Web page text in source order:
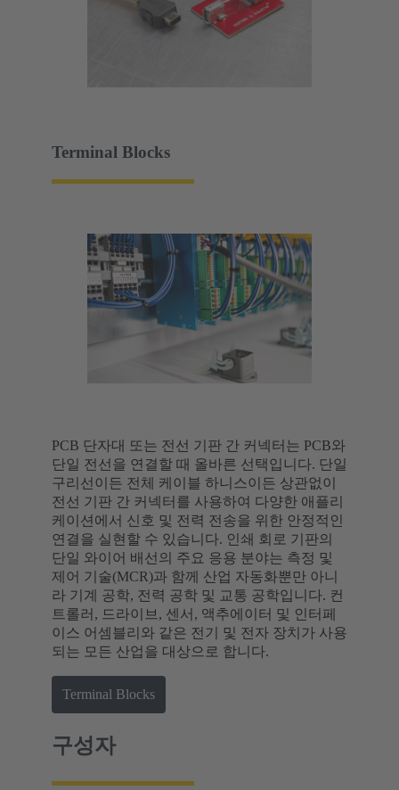
Terminal Blocks
PCB 단자대 또는 전선 기판 간 커넥터는 PCB와
단일 전선을 연결할 때 올바른 선택입니다. 단일
구리선이든 전체 케이블 하니스이든 상관없이
전선 기판 간 커넥터를 사용하여 다양한 애플리
케이션에서 신호 및 전력 전송을 위한 안정적인
연결을 실현할 수 있습니다. 인쇄 회로 기판의
단일 와이어 배선의 주요 응용 분야는 측정 및
제어 기술(MCR)과 함께 산업 자동화뿐만 아니
라 기계 공학, 전력 공학 및 교통 공학입니다. 컨
트롤러, 드라이브, 센서, 액추에이터 및 인터페
이스 어셈블리와 같은 전기 및 전자 장치가 사용
되는 모든 산업을 대상으로 합니다.
Terminal Blocks
구성자